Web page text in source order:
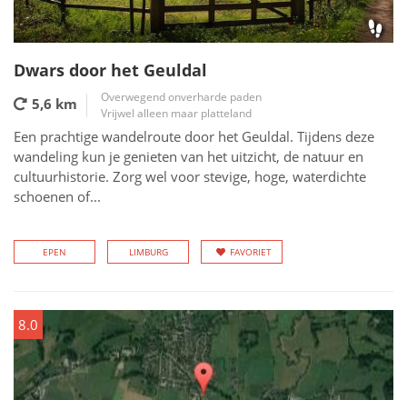
Dwars door het Geuldal
5,6 km
Overwegend onverharde paden
Vrijwel alleen maar platteland
Een prachtige wandelroute door het Geuldal. Tijdens deze
wandeling kun je genieten van het uitzicht, de natuur en
cultuurhistorie. Zorg wel voor stevige, hoge, waterdichte
schoenen of...
EPEN LIMBURG FAVORIET
8.0